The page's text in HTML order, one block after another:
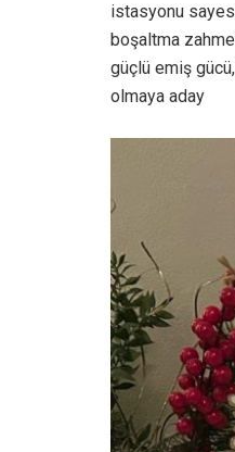
istasyonu
boşaltma
güçlü emiş
olmaya aday